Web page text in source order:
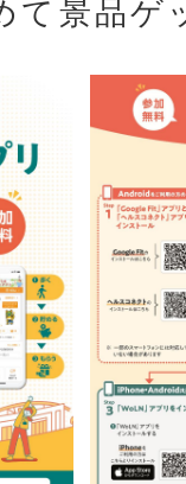
て景品ゲ